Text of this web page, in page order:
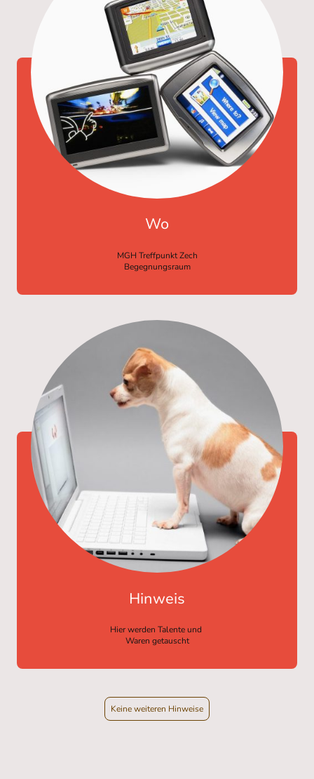
Wo
MGH Treffpunkt Zech
Begegnungsraum
Hinweis
Hier werden Talente und
Waren getauscht
Keine weiteren Hinweise